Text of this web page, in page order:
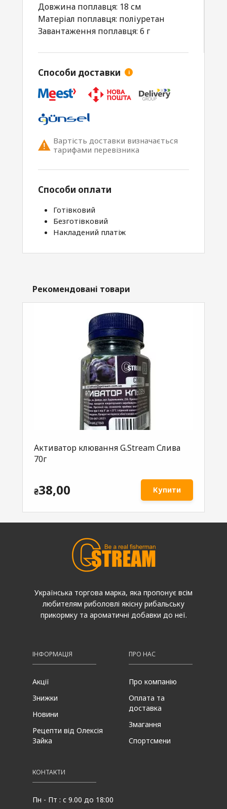
Довжина поплавця: 18 см
Матеріал поплавця: поліуретан
Завантаження поплавця: 6 г
Способи доставки i
Вартість доставки визначається
тарифами перевізника
Способи оплати
Готівковий
Безготівковий
Накладений платіж
Рекомендовані товари
Активатор клювання G.Stream Слива
70г
₴38,00 Купити
Українська торгова марка, яка пропонує всім
любителям риболовлі якісну рибальську
прикормку та ароматичні добавки до неї.
ІНФОРМАЦІЯ
Акції
Знижки
Новини
Рецепти від Олексія
Зайка
ПРО НАС
Про компанію
Оплата та
доставка
Змагання
Спортсмени
КОНТАКТИ
Пн - Пт : с 9.00 до 18:00